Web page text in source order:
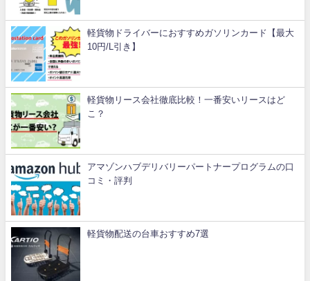
軽貨物ドライバーにおすすめガソリンカード【最大
10円/L引き】
軽貨物リース会社徹底比較！一番安いリースはど
こ？
アマゾンハブデリバリーパートナープログラムの口
コミ・評判
軽貨物配送の台車おすすめ7選